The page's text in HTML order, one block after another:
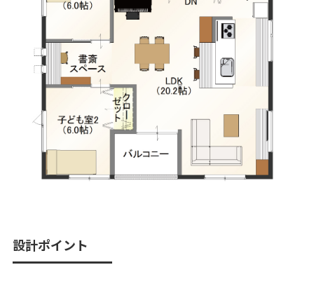
設計ポイント